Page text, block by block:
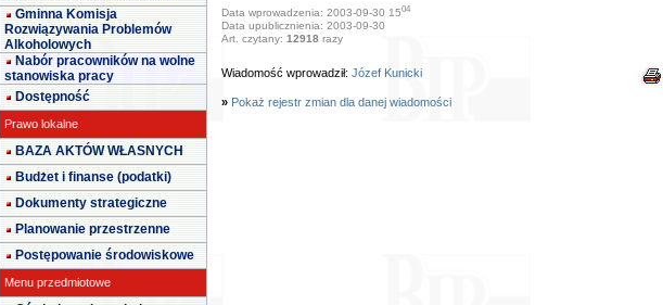
Gminna Komisja
Rozwiązywania Problemów
Alkoholowych
Nabór pracowników na wolne
stanowiska pracy
Dostępność
Prawo lokalne
BAZA AKTÓW WŁASNYCH
Budżet i finanse (podatki)
Dokumenty strategiczne
Planowanie przestrzenne
Postępowanie środowiskowe
Menu przedmiotowe
Data wprowadzenia: 2003-09-30 1504
Data upublicznienia: 2003-09-30
Art. czytany: 12918 razy
Wiadomość wprowadził: Józef Kunicki
» Pokaż rejestr zmian dla danej wiadomości